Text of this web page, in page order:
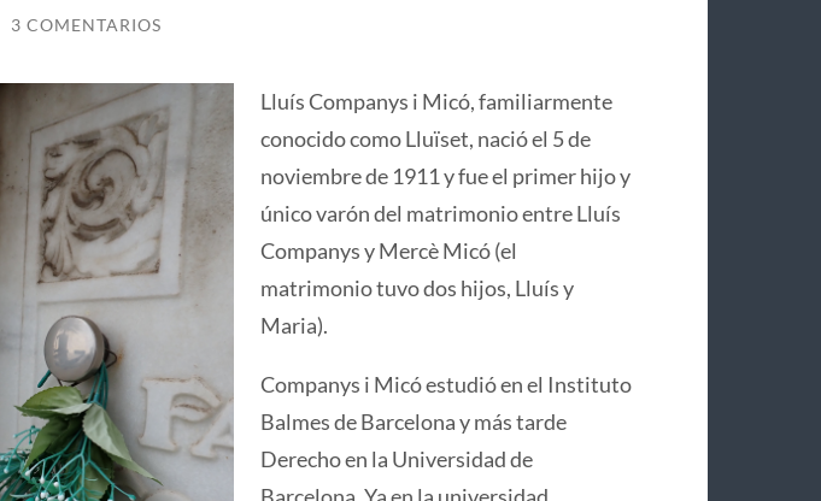
3 COMENTARIOS
Lluís Companys i Micó, familiarmente
conocido como Lluïset, nació el 5 de
noviembre de 1911 y fue el primer hijo y
único varón del matrimonio entre Lluís
Companys y Mercè Micó (el
matrimonio tuvo dos hijos, Lluís y
Maria).
Companys i Micó estudió en el Instituto
Balmes de Barcelona y más tarde
Derecho en la Universidad de